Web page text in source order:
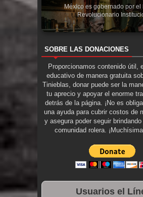
México es gobernado por el
Revolucionario
SOBRE LAS DONACIONES
Proporcionamos contenido útil,
educativo de manera gratuita
Tinieblas, donar puede ser la
tu aprecio y apoyar el enorme
detrás de la página. ¡No es
una ayuda para cubrir costos de
y asegura poder seguir
comunidad rolera.
Usuarios el